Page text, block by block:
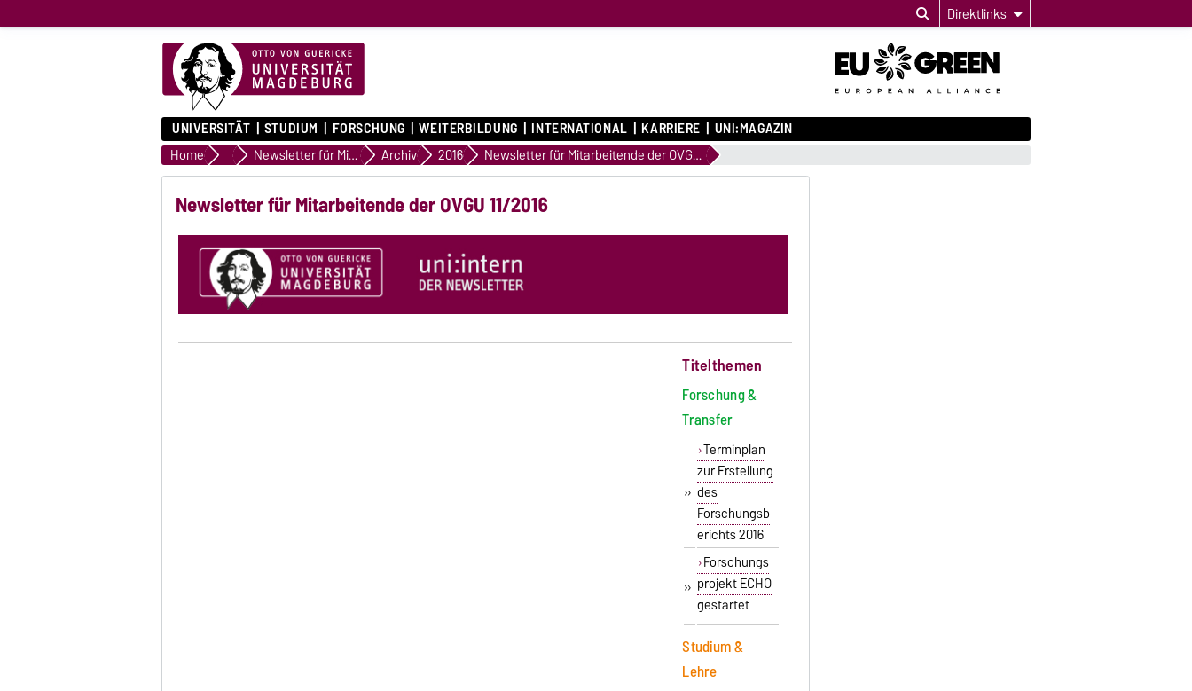
Direktlinks
UNIVERSITÄT STUDIUM FORSCHUNG WEITERBILDUNG INTERNATIONAL KARRIERE UNI:MAGAZIN
Home Publikationen der Uni Magdeburg
Newsletter für Mitarbeitende Archiv 2016 Newsletter für Mitarbeitende der OVGU 11/2016
Newsletter für Mitarbeitende der OVGU 11/2016
Titelthemen
Forschung &
Transfer
»
Terminplan
zur Erstellung
des
Forschungsb
erichts 2016
»
Forschungs
projekt ECHO
gestartet
Studium &
Lehre